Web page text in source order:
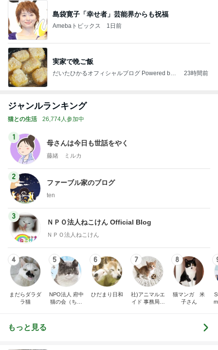
島袋寛子「幸せ者」芸能界からも祝福
Amebaトピックス 1日前
実家で晩ご飯
だいたひかるオフィシャルブログ Powered by
23時間前
ジャンルランキング
猫との生活 26,774人参加中
1
母さんは今日も世話をやく
藤緒 ミルカ
2
ファーブル家のブログ
ten
3
ＮＰＯ法人ねこけん Official Blog
ＮＰＯ法人ねこけん
4
まだらダラダ
ラ猫
5
NPO法人 府中
猫の会（ちゅ
6
ひだまり日和
7
社)アニマルエ
イド 事務局＆
8
猫マンガ 米
子さん
もっと見る